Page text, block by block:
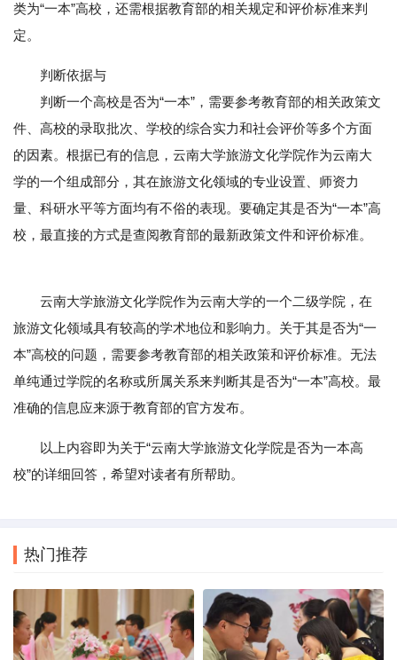
类为“一本”高校，还需根据教育部的相关规定和评价标准来判
定。
判断依据与
判断一个高校是否为“一本”，需要参考教育部的相关政策文
件、高校的录取批次、学校的综合实力和社会评价等多个方面
的因素。根据已有的信息，云南大学旅游文化学院作为云南大
学的一个组成部分，其在旅游文化领域的专业设置、师资力
量、科研水平等方面均有不俗的表现。要确定其是否为“一本”高
校，最直接的方式是查阅教育部的最新政策文件和评价标准。
云南大学旅游文化学院作为云南大学的一个二级学院，在
旅游文化领域具有较高的学术地位和影响力。关于其是否为“一
本”高校的问题，需要参考教育部的相关政策和评价标准。无法
单纯通过学院的名称或所属关系来判断其是否为“一本”高校。最
准确的信息应来源于教育部的官方发布。
以上内容即为关于“云南大学旅游文化学院是否为一本高
校”的详细回答，希望对读者有所帮助。
热门推荐